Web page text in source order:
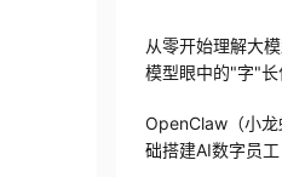
从零开始理解大
模型眼中的"字"长
OpenClaw（小
础搭建AI数字员工